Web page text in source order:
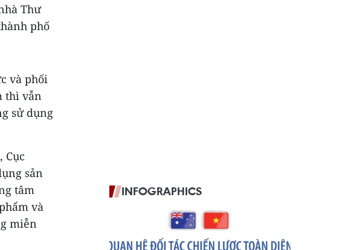
Thư
phố
và phối
thì vẫn
sử dụng
Cục
sản
tâm
và
miễn
INFOGRAPHICS